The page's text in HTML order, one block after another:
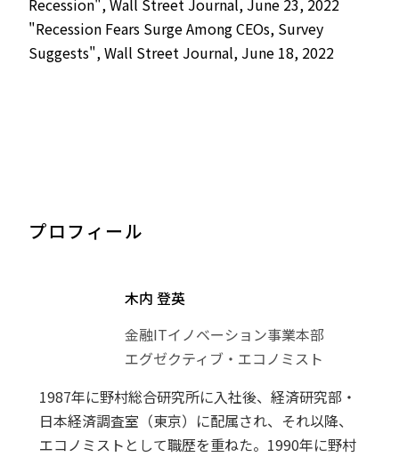
Recession", Wall Street Journal, June 23, 2022
"Recession Fears Surge Among CEOs, Survey
Suggests", Wall Street Journal, June 18, 2022
プロフィール
木内 登英
金融ITイノベーション事業本部
エグゼクティブ・エコノミスト
1987年に野村総合研究所に入社後、経済研究部・
日本経済調査室（東京）に配属され、それ以降、
エコノミストとして職歴を重ねた。1990年に野村